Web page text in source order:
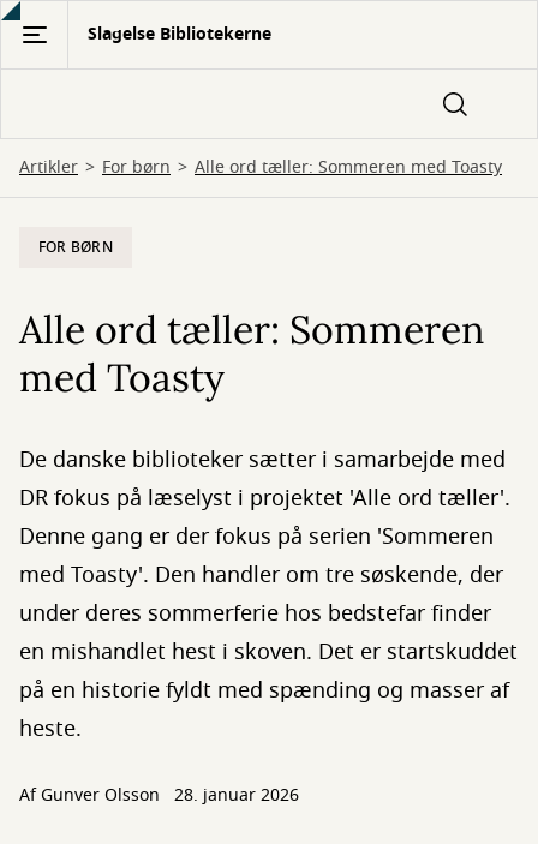
Gå
hovedindhold
Slagelse Bibliotekerne
Artikler For børn Alle ord tæller: Sommeren med Toasty
FOR BØRN
Alle ord tæller: Sommeren
med Toasty
De danske biblioteker sætter i samarbejde med
DR fokus på læselyst i projektet 'Alle ord tæller'.
Denne gang er der fokus på serien 'Sommeren
med Toasty'. Den handler om tre søskende, der
under deres sommerferie hos bedstefar finder
en mishandlet hest i skoven. Det er startskuddet
på en historie fyldt med spænding og masser af
heste.
AfGunver Olsson 28. januar 2026